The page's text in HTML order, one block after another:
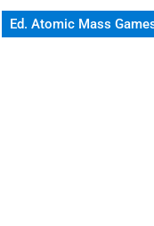
Ed. Atomic Mass